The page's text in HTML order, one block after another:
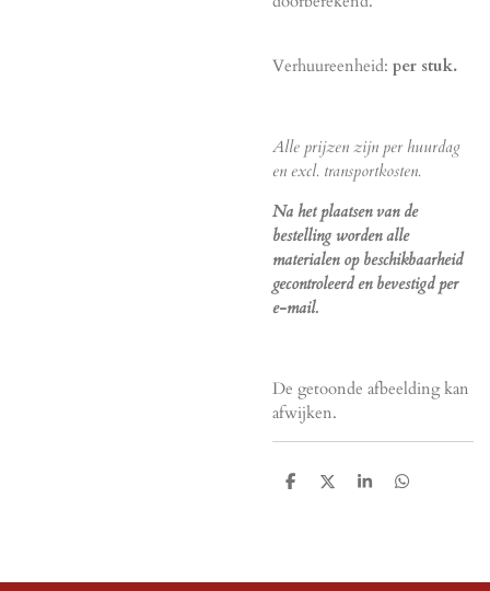
Verhuureenheid: per stuk.
Alle prijzen zijn per huurdag
en excl. transportkosten.
Na het plaatsen van de
bestelling worden alle
materialen op beschikbaarheid
gecontroleerd en bevestigd per
e-mail.
De getoonde afbeelding kan
afwijken.
D
D
S
D